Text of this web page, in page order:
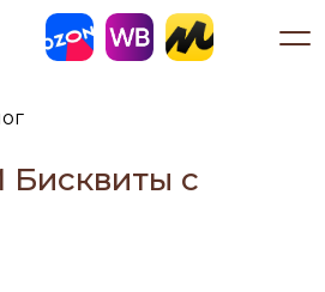
Бисквиты с